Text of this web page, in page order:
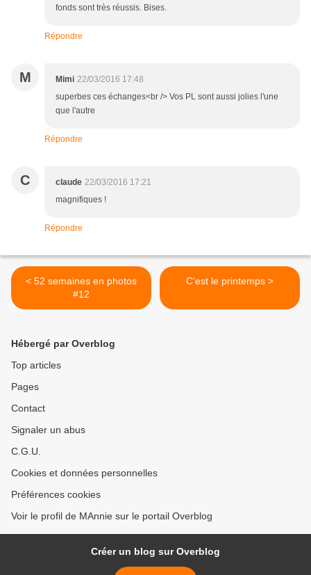
fonds sont très réussis. Bises.
Répondre
M Mimi 22/03/2016 17:48
superbes ces échanges<br /> Vos PL sont aussi jolies l'une
que l'autre
Répondre
C claude 22/03/2016 17:21
magnifiques !
Répondre
< 52 semaines en photos
#12
C'est le printemps >
Hébergé par Overblog
Top articles
Pages
Contact
Signaler un abus
C.G.U.
Cookies et données personnelles
Préférences cookies
Voir le profil de MAnnie sur le portail Overblog
Créer un blog sur Overblog